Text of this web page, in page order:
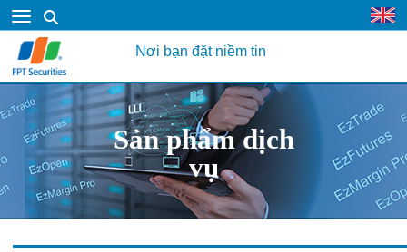
Nơi bạn đặt niềm tin
Sản phẩm dịch
vụ